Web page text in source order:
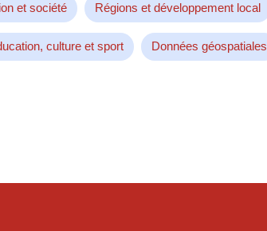
et société Régions et développement local
culture et sport Données géospatiales